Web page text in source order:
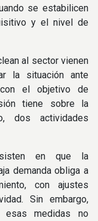
se estabilicen
y el nivel de
al sector vienen
la situación ante
el objetivo de
tiene sobre la
dos actividades
en que la
demanda obliga a
con ajustes
Sin embargo,
esas medidas no